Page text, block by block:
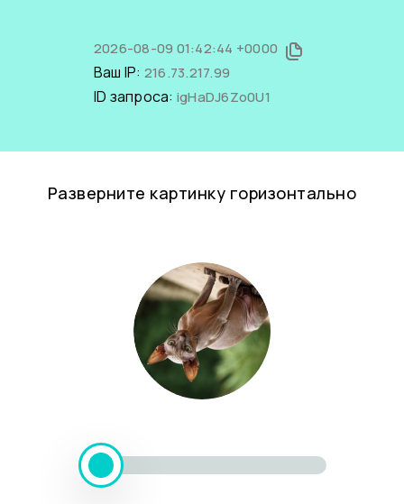
2026-08-09 01:42:44 +0000
Ваш IP: 216.73.217.99
ID запроса: igHaDJ6Zo0U1
Разверните картинку горизонтально